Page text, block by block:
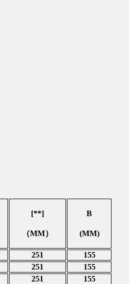
[**]
（MM）
B
(MM)
251
155
251
155
251
155